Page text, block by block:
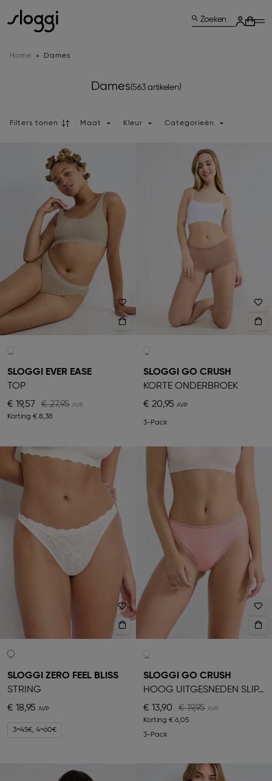
Zoeken
Home Dames
Dames(563 artikelen)
Filters tonen Maat Kleur Categorieën
SLOGGI EVER EASE
TOP
€ 19,57
€ 27,95
Korting € 8,38
SLOGGI GO CRUSH
KORTE ONDERBROEK
€ 20,95
3-Pack
SLOGGI ZERO FEEL BLISS
STRING
€ 18,95
3=45€, 4=60€
SLOGGI GO CRUSH
HOOG UITGESNEDEN SLIPJE
€ 13,90
€ 19,95
Korting € 6,05
3-Pack